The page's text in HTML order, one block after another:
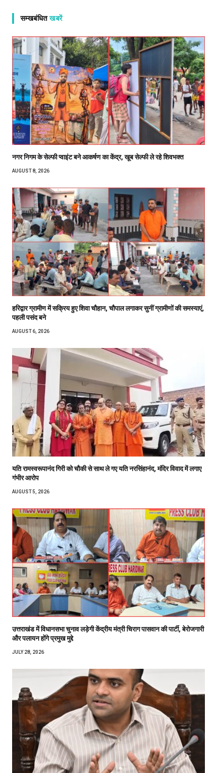
सम्खबंधितखबरें
नगर निगम के सेल्फी प्वाइंट बने आकर्षण का केंद्र, खूब सेल्फी ले रहे शिवभक्त
AUGUST 8, 2026
हरिद्वार ग्रामीण में सक्रिय हुए शिवा चौहान, चौपाल लगाकर सुनीं ग्रामीणों की समस्याएं,
पहली पसंद बने
AUGUST 6, 2026
यति रामस्वरूपानंद गिरी को चौकी से साथ ले गए यति नरसिंहानंद, मंदिर विवाद में लगाए
गंभीर आरोप
AUGUST 5, 2026
उत्तराखंड में विधानसभा चुनाव लड़ेगी केंद्रीय मंत्री चिराग पासवान की पार्टी, बेरोजगारी
और पलायन होंगे प्रमुख मुद्दे
JULY 28, 2026